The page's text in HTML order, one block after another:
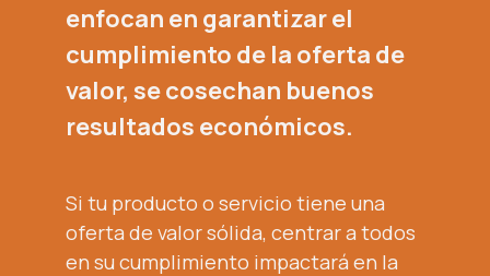
enfocan en garantizar el
cumplimiento de la oferta de
valor, se cosechan buenos
resultados económicos.
Si tu producto o servicio tiene una
oferta de valor sólida, centrar a todos
en su cumplimiento impactará en la